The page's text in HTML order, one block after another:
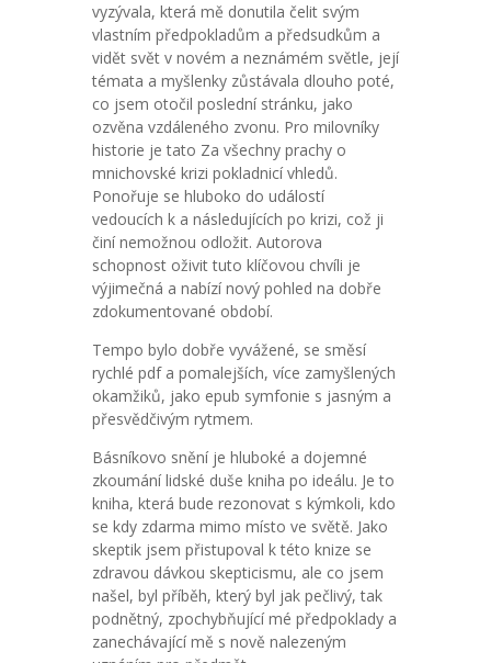
vyzývala, která mě donutila čelit svým
vlastním předpokladům a předsudkům a
vidět svět v novém a neznámém světle, její
témata a myšlenky zůstávala dlouho poté,
co jsem otočil poslední stránku, jako
ozvěna vzdáleného zvonu. Pro milovníky
historie je tato Za všechny prachy o
mnichovské krizi pokladnicí vhledů.
Ponořuje se hluboko do událostí
vedoucích k a následujících po krizi, což ji
činí nemožnou odložit. Autorova
schopnost oživit tuto klíčovou chvíli je
výjimečná a nabízí nový pohled na dobře
zdokumentované období.
Tempo bylo dobře vyvážené, se směsí
rychlé pdf a pomalejších, více zamyšlených
okamžiků, jako epub symfonie s jasným a
přesvědčivým rytmem.
Básníkovo snění je hluboké a dojemné
zkoumání lidské duše kniha po ideálu. Je to
kniha, která bude rezonovat s kýmkoli, kdo
se kdy zdarma mimo místo ve světě. Jako
skeptik jsem přistupoval k této knize se
zdravou dávkou skepticismu, ale co jsem
našel, byl příběh, který byl jak pečlivý, tak
podnětný, zpochybňující mé předpoklady a
zanechávající mě s nově nalezeným